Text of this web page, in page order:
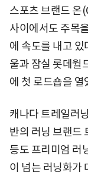
스포츠 브랜드 온
사이에서도 주목
에 속도를 내고 있
울과 잠실 롯데월
에 첫 로드숍을 열
캐나다 트레일러
반의 러닝 브랜드
등도 프리미엄 러
이 넘는 러닝화가